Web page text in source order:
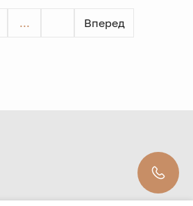
... Вперед